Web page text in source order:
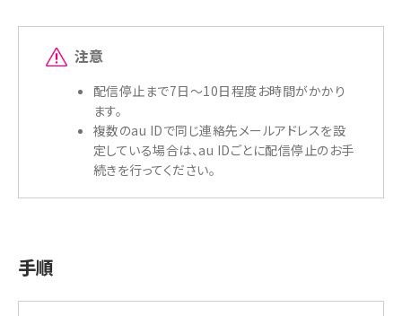
注意
配信停止まで7日～10日程度お時間がかかり
ます。
複数のau IDで同じ連絡先メールアドレスを設
定している場合は、au IDごとに配信停止のお手
続きを行ってください。
手順